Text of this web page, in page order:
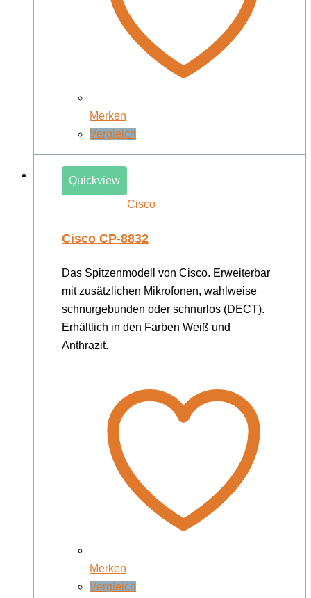
Merken
Vergleich
Quickview
Cisco
Cisco CP-8832
Das Spitzenmodell von Cisco. Erweiterbar
mit zusätzlichen Mikrofonen, wahlweise
schnurgebunden oder schnurlos (DECT).
Erhältlich in den Farben Weiß und
Anthrazit.
Merken
Vergleich